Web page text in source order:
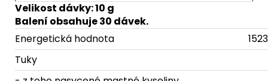
Velikost dávky: 10 g
Balení obsahuje 30 dávek.
Energetická hodnota
Tuky